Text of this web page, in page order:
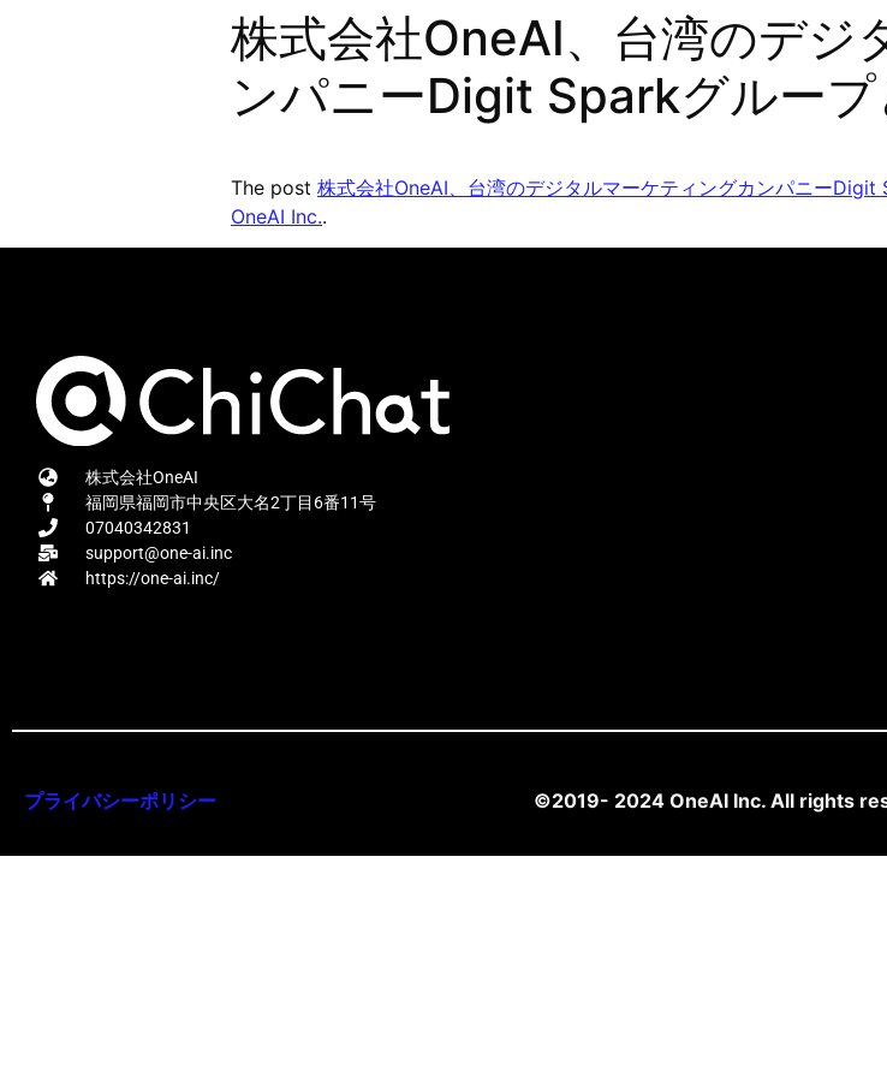
株式会社OneAI、台湾のデジ
ンパニーDigit Sparkグルー
The post 株式会社OneAI、台湾のデジタルマーケティングカンパニー
OneAI Inc..
株式会社OneAI
福岡県福岡市中央区大名2丁目6番11号
07040342831
support@one-ai.inc
https://one-ai.inc/
プライバシーポリシー ©2019- 2024 OneAI Inc. All rights